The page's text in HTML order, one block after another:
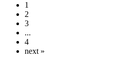
1
2
3
...
4
next »